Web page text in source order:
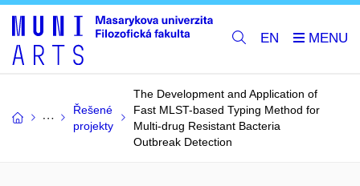
EN
Řešené
projekty
The Development and Application of
Fast MLST-based Typing Method for
Multi-drug Resistant Bacteria
Outbreak Detection